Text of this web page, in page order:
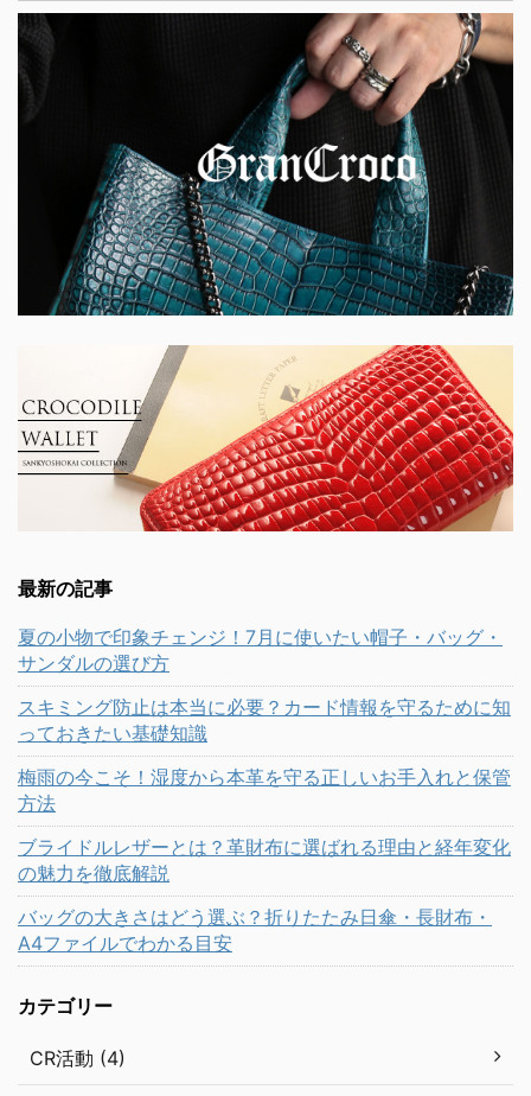
最新の記事
夏の小物で印象チェンジ！7月に使いたい帽子・バッグ・
サンダルの選び方
スキミング防止は本当に必要？カード情報を守るために知
っておきたい基礎知識
梅雨の今こそ！湿度から本革を守る正しいお手入れと保管
方法
ブライドルレザーとは？革財布に選ばれる理由と経年変化
の魅力を徹底解説
バッグの大きさはどう選ぶ？折りたたみ日傘・長財布・
A4ファイルでわかる目安
カテゴリー
CR活動 (4)